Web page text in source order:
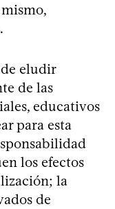
eludir
de las
educativos
para esta
los efectos
la
de